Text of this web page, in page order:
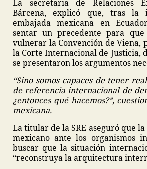
La secretaria de Relaciones
Bárcena, explicó que, tras
embajada mexicana en
sentar un precedente para
vulnerar la Convención de Viena,
la Corte Internacional de Justicia,
se presentaron los argumentos
“Sino somos capaces de tener
de referencia internacional de
¿entonces qué hacemos?”,
mexicana.
La titular de la SRE aseguró que
mexicano ante los organismos
buscar que la situación
“reconstruya la arquitectura